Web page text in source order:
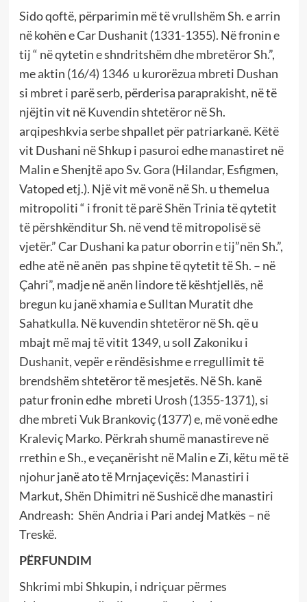
Sido qoftë, përparimin më të vrullshëm Sh. e arrin
në kohën e Car Dushanit (1331-1355). Në fronin e
tij “ në qytetin e shndritshëm dhe mbretëror Sh.”,
me aktin (16/4) 1346 u kurorëzua mbreti Dushan
si mbret i parë serb, përderisa paraprakisht, në të
njëjtin vit në Kuvendin shtetëror në Sh.
arqipeshkvia serbe shpallet për patriarkanë. Këtë
vit Dushani në Shkup i pasuroi edhe manastiret në
Malin e Shenjtë apo Sv. Gora (Hilandar, Esfigmen,
Vatoped etj.). Një vit më vonë në Sh. u themelua
mitropoliti “ i fronit të parë Shën Trinia të qytetit
të përshkënditur Sh. në vend të mitropolisë së
vjetër.” Car Dushani ka patur oborrin e tij”nën Sh.”,
edhe atë në anën pas shpine të qytetit të Sh. – në
Çahri”, madje në anën lindore të kështjellës, në
bregun ku janë xhamia e Sulltan Muratit dhe
Sahatkulla. Në kuvendin shtetëror në Sh. që u
mbajt më maj të vitit 1349, u soll Zakoniku i
Dushanit, vepër e rëndësishme e rregullimit të
brendshëm shtetëror të mesjetës. Në Sh. kanë
patur fronin edhe mbreti Urosh (1355-1371), si
dhe mbreti Vuk Brankoviç (1377) e, më vonë edhe
Kraleviç Marko. Përkrah shumë manastireve në
rrethin e Sh., e veçanërisht në Malin e Zi, këtu më të
njohur janë ato të Mrnjaçeviçës: Manastiri i
Markut, Shën Dhimitri në Sushicë dhe manastiri
Andreash: Shën Andria i Pari andej Matkës – në
Treskë.
PËRFUNDIM
Shkrimi mbi Shkupin, i ndriçuar përmes